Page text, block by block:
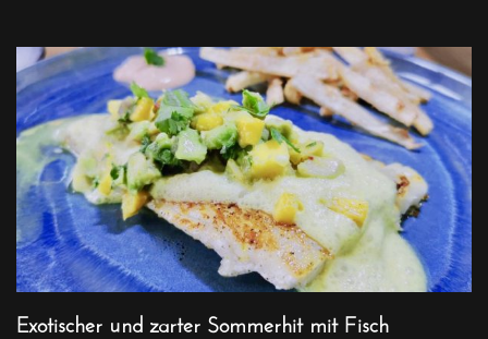
Exotischer und zarter Sommerhit mit Fisch